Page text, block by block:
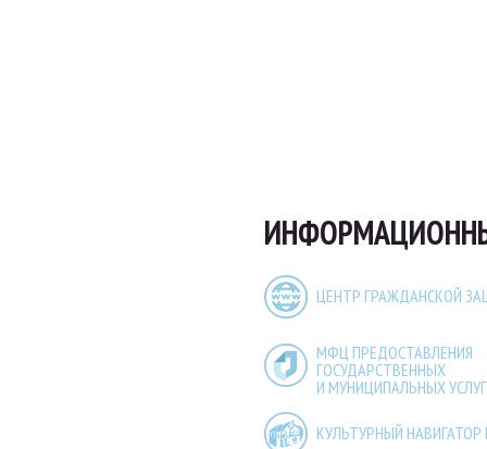
ЦЕНТР ГРАЖДАНСКОЙ
МФЦ ПРЕДОСТАВЛЕНИЯ
ГОСУДАРСТВЕННЫХ
И МУНИЦИПАЛЬНЫХ УСЛУГ
КУЛЬТУРНЫЙ